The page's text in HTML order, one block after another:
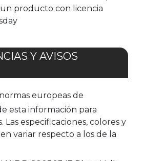
un producto con licencia
Y AVISOS
europeas de
esta información para
especificaciones, colores y
variar respecto a los de la